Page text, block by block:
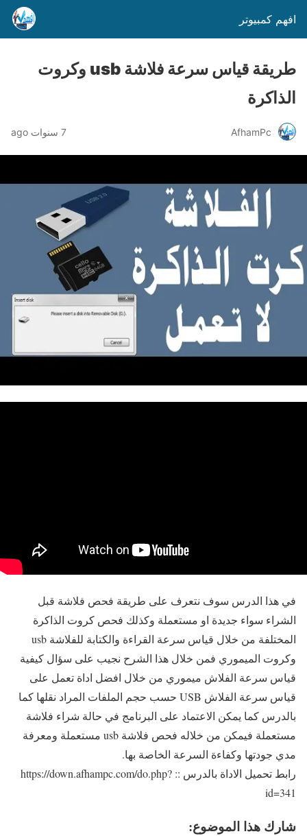
افهم كمبيوتر
طريقة قياس سرعة فلاشة usb وكروت
الذاكرة
AfhamPc 7 سنوات ago
في هذا الدرس سوف نتعرف على طريقة فحص فلاشة قبل
الشراء سواء جديدة او مستعملة وكذلك فحص كروت الذاكرة
المختلفة من خلال قياس سرعة القراءة والكتابة للفلاشة usb
وكروت الميموري فمن خلال هذا الشرح نجيب على سؤال كيفية
قياس سرعة الفلاش ميموري من خلال افضل اداة تعمل على
قياس سرعة الفلاش USB حسب حجم الملفات المراد نقلها كما
بالدرس كما يمكن الاعتماد على البرنامج في حالة شراء فلاشة
مستعملة فيمكن من خلاله فحص فلاشة usb مستعملة ومعرفة
مدي جودتها وكفاءة السرعة الخاصة بها.
رابط تحميل الاداة بالدرس :: https://down.afhampc.com/do.php?
id=341
شارك هذا الموضوع: